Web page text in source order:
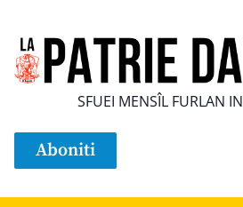
SFUEI MENSÎL FURLAN
Aboniti